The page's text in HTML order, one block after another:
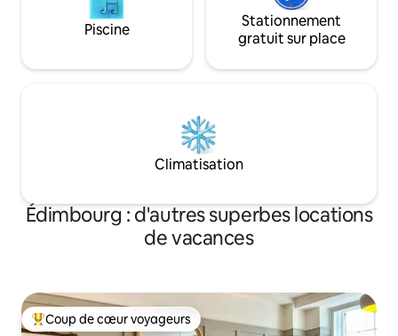
Piscine
Stationnement
gratuit sur place
Climatisation
Édimbourg : d'autres superbes locations
de vacances
Coups de cœur voyageurs les plus appréciés
Coup de cœur voyageurs